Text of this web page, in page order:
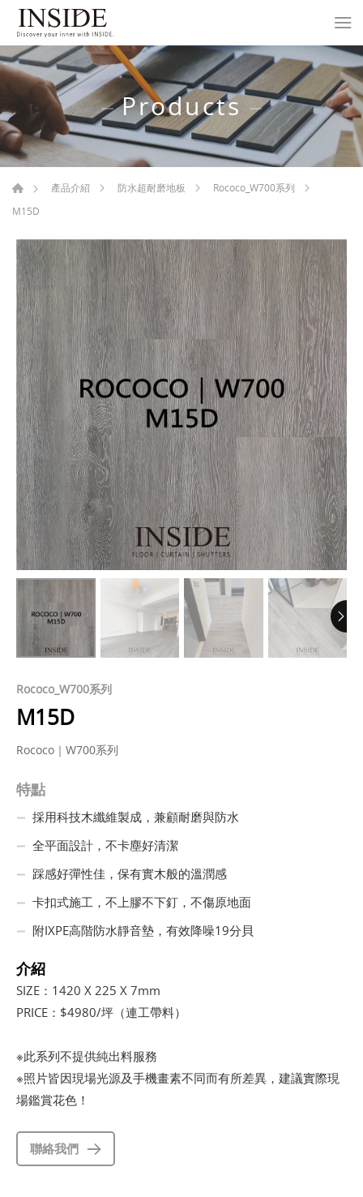
Products
產品介紹 防水超耐磨地板
Rococo_W700系列
M15D
Rococo_W700系列
M15D
Rococo｜W700系列
特點
採用科技木纖維製成，兼顧耐磨與防水
全平面設計，不卡塵好清潔
踩感好彈性佳，保有實木般的溫潤感
卡扣式施工，不上膠不下釘，不傷原地面
附IXPE高階防水靜音墊，有效降噪19分貝
介紹
SIZE：1420 X 225 X 7mm
PRICE：$4980/坪（連工帶料）
※此系列不提供純出料服務
※照片皆因現場光源及手機畫素不同而有所差異，建議實際現
場鑑賞花色！
聯絡我們